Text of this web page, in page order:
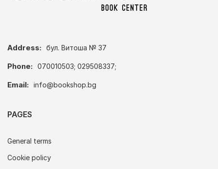
Address: бул. Витоша № 37
Phone: 070010503; 029508337;
Email: info@bookshop.bg
PAGES
General terms
Cookie policy